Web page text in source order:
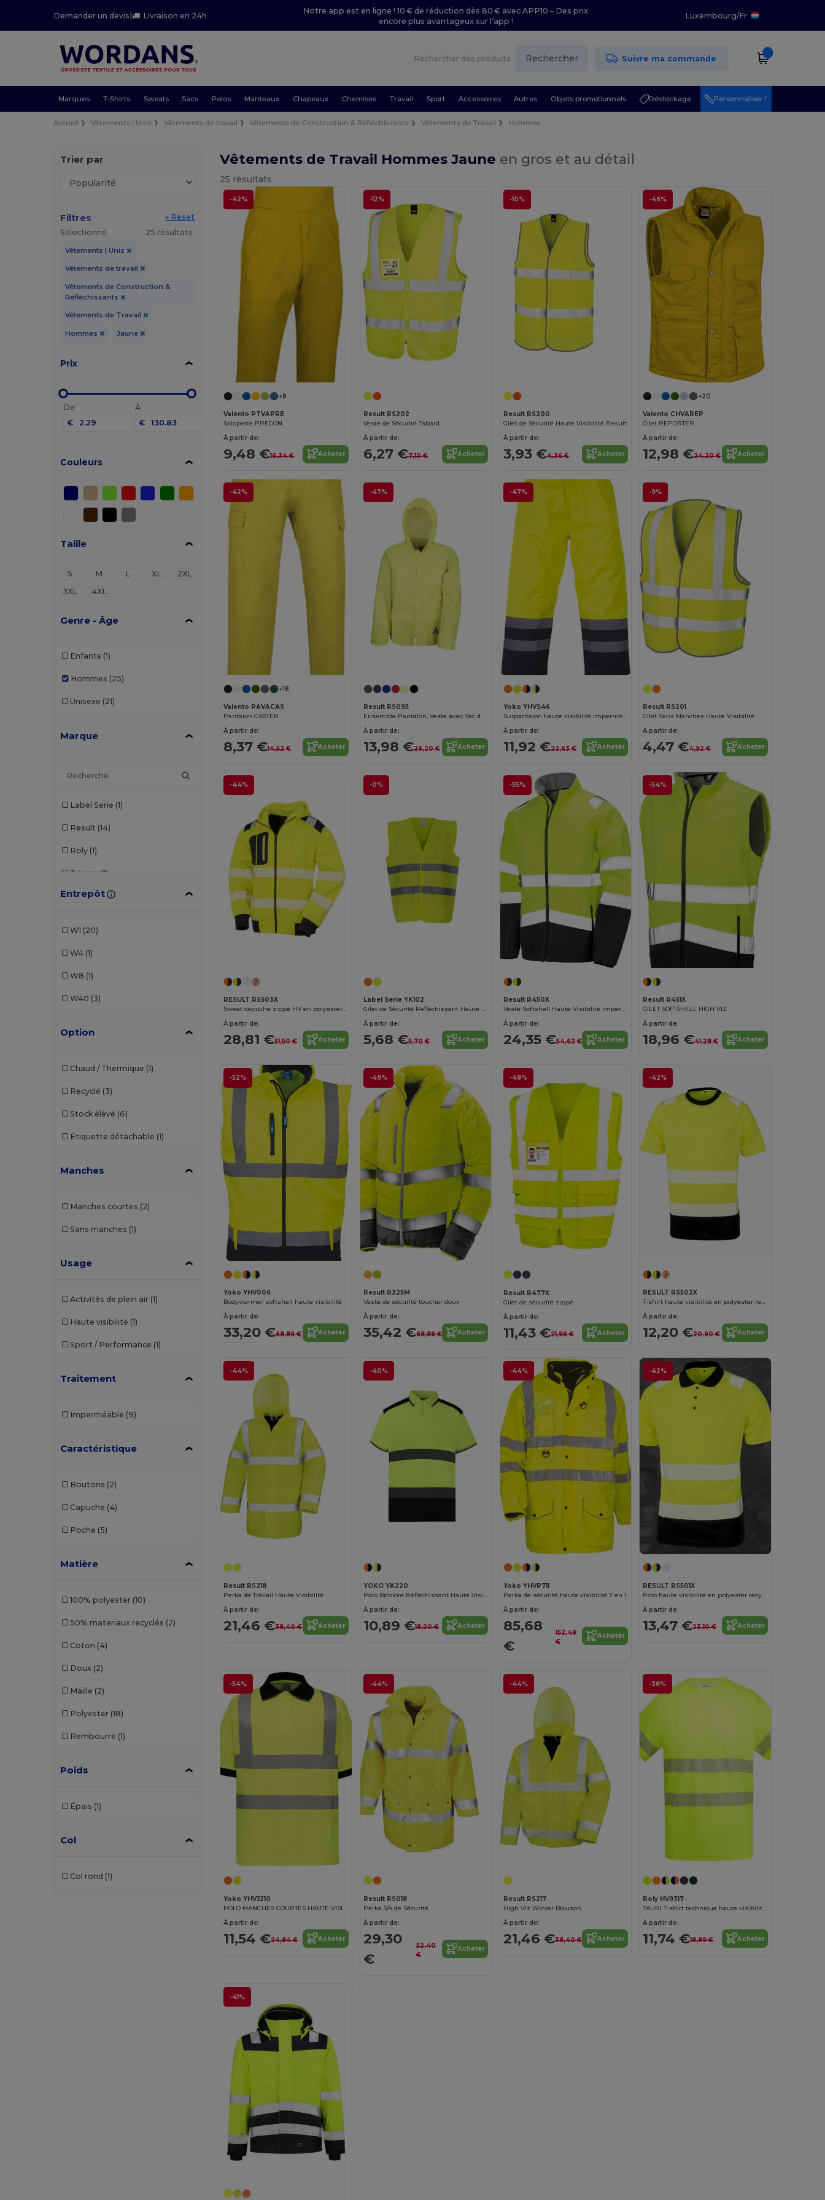
Demander un devis| Livraison en 24h
Notre app est en ligne ! 10 € de réduction dès 80 € avec APP10 – Des prix
encore plus avantageux sur l’app !
Luxembourg/Fr
Rechercher Suivre ma commande
Marques T-Shirts Sweats Sacs Polos Manteaux Chapeaux Chemises Travail Sport Accessoires Autres Objets promotionnels Déstockage Personnaliser !
Accueil Vêtements | Unis Vêtements de travail Vêtements de Construction & Réfléchissants Vêtements de Travail Hommes
Trier par
Filtres
« Reset
Sélectionné
25 résultats.
Vêtements | Unis
Vêtements de travail
Vêtements de Construction &
Réfléchissants
Vêtements de Travail
Hommes Jaune
Prix
De
€
À
€
Couleurs
Taille
S M L XL
2XL
3XL
4XL
Genre - Âge
Enfants (1)
Hommes (25)
Unisexe (21)
Marque
Label Serie (1)
Result (14)
Roly (1)
Tricorp (1)
Valento (3)
Entrepôt
W1 (20)
W4 (1)
W8 (1)
W40 (3)
Option
Chaud / Thermique (1)
Recyclé (3)
Stock élévé (6)
Étiquette détachable (1)
Manches
Manches courtes (2)
Sans manches (1)
Usage
Activités de plein air (1)
Haute visibilité (1)
Sport / Performance (1)
Traitement
Imperméable (9)
Caractéristique
Boutons (2)
Capuche (4)
Poche (5)
Matière
100% polyester (10)
50% materiaux recyclés (2)
Coton (4)
Doux (2)
Maille (2)
Polyester (18)
Rembourré (1)
Poids
Épais (1)
Col
Col rond (1)
Vêtements de Travail Hommes Jaune en gros et au détail
25 résultats.
-42%
+8
Valento PTVAPRE
Salopette PREGON
À partir de:
9,48 €16,34 € Acheter
-12%
Result RS202
Veste de Sécurité Tabard
À partir de:
6,27 €7,10 € Acheter
-10%
Result RS200
Gilet de Sécurité Haute Visibilité Result
À partir de:
3,93 €4,36 € Acheter
-46%
+20
Valento CHVAREP
Gilet REPORTER
À partir de:
12,98 €24,20 € Acheter
-42%
+18
Valento PAVACAS
Pantalon CASTER
À partir de:
8,37 €14,52 € Acheter
-47%
Result RS095
Ensemble Pantalon, Veste avec Sac de Rangement
À partir de:
13,98 €26,20 € Acheter
-47%
Yoko YHVS46
Surpantalon haute visibilité imperméable
À partir de:
11,92 €22,63 € Acheter
-9%
Result RS201
Gilet Sans Manches Haute Visibilité
À partir de:
4,47 €4,92 € Acheter
-44%
RESULT RS503X
Sweat capuche zippé HV en polyester recyclé
À partir de:
28,81 €51,50 € Acheter
-0%
Label Serie YK102
Gilet de Sécurité Réfléchissant Haute Visibilité
À partir de:
5,68 €5,70 € Acheter
-55%
Result R450X
Veste Softshell Haute Visibilité Imperméable
À partir de:
24,35 €54,62 € Acheter
-54%
Result R451X
GILET SOFTSHELL HIGH VIZ
À partir de:
18,96 €41,28 € Acheter
-52%
Yoko YHV006
Bodywarmer softshell haute visibilité
À partir de:
33,20 €68,86 € Acheter
-49%
Result R325M
Veste de sécurité toucher doux
À partir de:
35,42 €68,88 € Acheter
-48%
Result R477X
Gilet de sécurité zippé
À partir de:
11,43 €21,96 € Acheter
-42%
RESULT RS502X
T-shirt haute visibilité en polyester recyclé
À partir de:
12,20 €20,90 € Acheter
-44%
Result RS218
Parka de Travail Haute Visibilité
À partir de:
21,46 €38,40 € Acheter
-40%
YOKO YK220
Polo Bicolore Réfléchissant Haute Visibilité
À partir de:
10,89 €18,20 € Acheter
-44%
Yoko YHVP711
Parka de sécurité haute visibilité 7 en 1
À partir de:
85,68
€
152,49
€
Acheter
-42%
RESULT RS501X
Polo haute visibilité en polyester recyclé
À partir de:
13,47 €23,10 € Acheter
-54%
Yoko YHVJ210
À partir de:
11,54 €24,84 € Acheter
-44%
Result RS018
Parka 3/4 de Sécurité
À partir de:
29,30
€
52,40
€
Acheter
-44%
Result RS217
High Viz Winter Blouson
À partir de:
21,46 €38,40 € Acheter
-38%
Roly HV9317
À partir de:
11,74 €18,89 € Acheter
-41%